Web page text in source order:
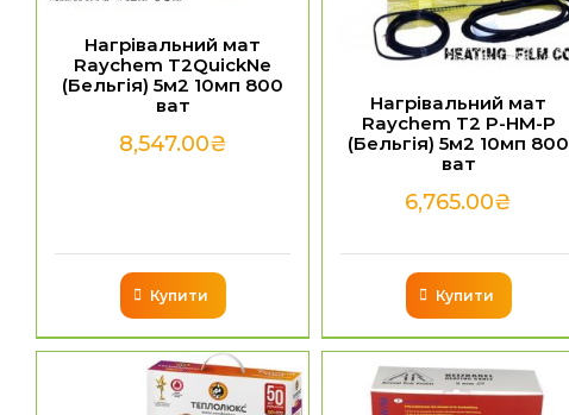
Нагрівальний мат
Raychem T2QuickNe
(Бельгія) 5м2 10мп 800
ват
8,547.00₴
Купити
Нагрівальний мат
Raychem T2 P-HM-P
(Бельгія) 5м2 10мп 800
ват
6,765.00₴
Купити